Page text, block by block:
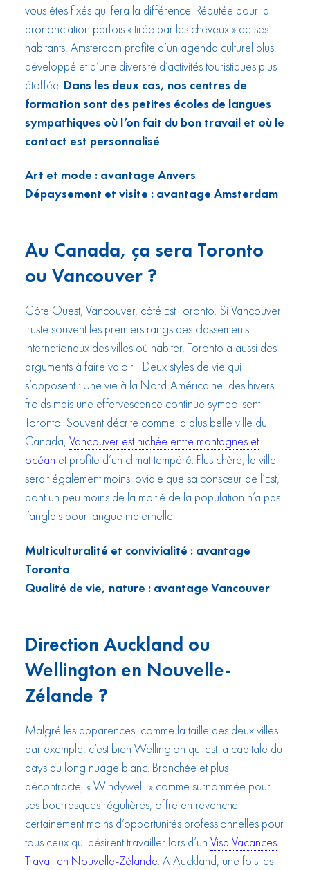
vous êtes fixés qui fera la différence. Réputée pour la
prononciation parfois « tirée par les cheveux » de ses
habitants, Amsterdam profite d’un agenda culturel plus
développé et d’une diversité d’activités touristiques plus
étoffée. Dans les deux cas, nos centres de
formation sont des petites écoles de langues
sympathiques où l’on fait du bon travail et où le
contact est personnalisé
Art et mode : avantage Anvers
Dépaysement et visite : avantage Amsterdam
Au Canada, ça sera Toronto
ou Vancouver ?
Côte Ouest, Vancouver, côté Est Toronto. Si Vancouver
truste souvent les premiers rangs des classements
internationaux des villes où habiter, Toronto a aussi des
arguments à faire valoir ! Deux styles de vie qui
s’opposent : Une vie à la Nord-Américaine, des hivers
froids mais une effervescence continue symbolisent
Toronto. Souvent décrite comme la plus belle ville du
Canada, Vancouver est nichée entre montagnes et
océan et profite d’un climat tempéré. Plus chère, la ville
serait également moins joviale que sa consœur de l’Est,
dont un peu moins de la moitié de la population n’a pas
l’anglais pour langue maternelle.
Multiculturalité et convivialité : avantage
Toronto
Qualité de vie, nature : avantage Vancouver
Direction Auckland ou
Wellington en Nouvelle-
Zélande ?
Malgré les apparences, comme la taille des deux villes
par exemple, c’est bien Wellington qui est la capitale du
pays au long nuage blanc. Branchée et plus
décontracte, « Windywelli » comme surnommée pour
ses bourrasques régulières, offre en revanche
certainement moins d’opportunités professionnelles pour
tous ceux qui désirent travailler lors d’un Visa Vacances
Travail en Nouvelle-Zélande. A Auckland, une fois les